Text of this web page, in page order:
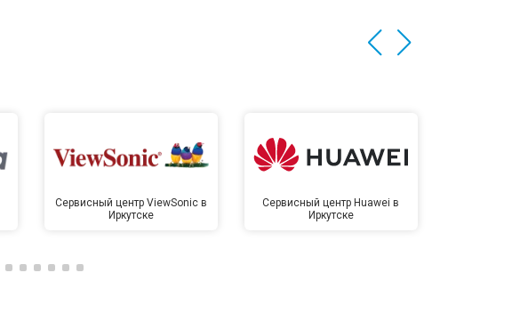
Сервисный центр ViewSonic в
Иркутске
Сервисный центр Huawei в
Иркутске